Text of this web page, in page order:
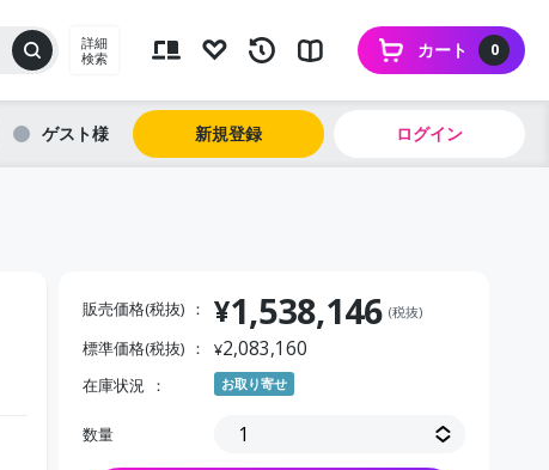
詳細
検索
0
カート
ゲスト 新規登録 ログイン
販売価格(税抜) ¥1,538,146 (税抜)
標準価格(税抜) ¥2,083,160
在庫状況 お取り寄せ
数量